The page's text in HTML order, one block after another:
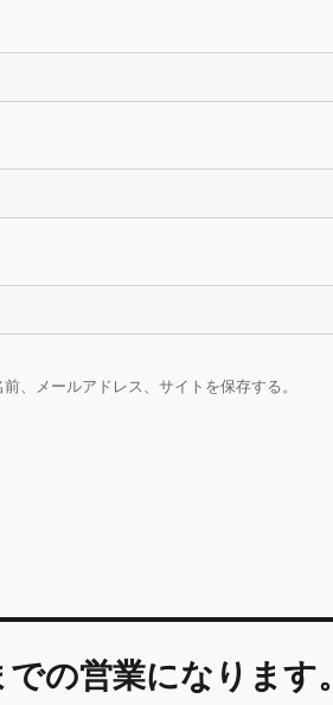
、メールアドレス、サイトを保存する。
の営業になります。